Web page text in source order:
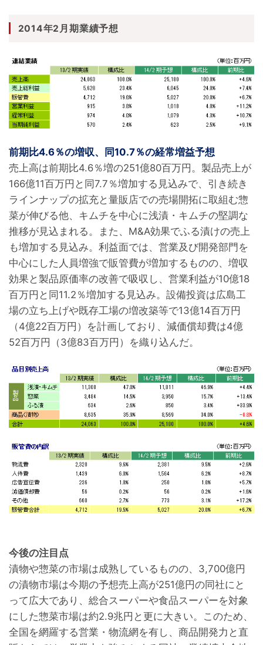
2014年2月期業績予想
前期比4.6％の増収、同10.7％の経常増益予想
売上高は前期比4.6％増の251億80百万円。製品売上が
166億11百万円と同7.7％増加する見込みで、引き続き
ラインナップの拡充と量販店での売場開拓に取組む惣
菜が伸びる他、キムチを中心に浅漬・キムチの堅調な
推移が見込まれる。また、M&A効果でふる漬けの売上
も増加する見込み。利益面では、営業及び開発部門を
中心にした人員増強で販管費が増加するものの、増収
効果と製品原価率の改善で吸収し、営業利益が10億18
百万円と同11.2％増加する見込み。設備投資は広島工
場の立ち上げや既存工場の増改築等で13億14百万円
（4億22百万円）を計画しており、減価償却費は4億
52百万円（3億83百万円）を織り込んだ。
今後の注目点
漬物や惣菜の市場は成熟しているものの、3,700億円
の漬物市場は今期の予想売上高が251億円の同社にと
って広大であり、総合スーパーや食品スーパーを対象
にした惣菜市場は約2.9兆円と更に大きい。このため、
全国を網羅する営業・物流網を有し、商品開発力と直